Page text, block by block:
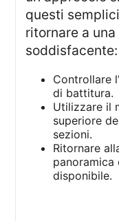
questi
ritornare a
soddisfacente:
Controllare
di battitura.
Utilizzare il
superiore
sezioni.
Ritornare
disponibile.